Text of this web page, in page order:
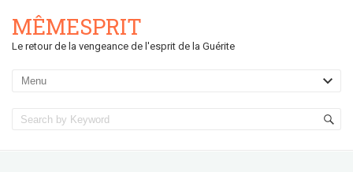
MÊMESPRIT
Le retour de la vengeance de l'esprit de la Guérite